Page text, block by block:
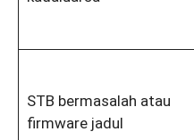
STB bermasalah atau
firmware jadul